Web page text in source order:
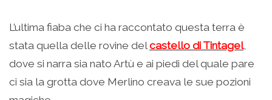
L’ultima fiaba che ci ha raccontato questa terra è
stata quella delle rovine del castello di Tintagel,
dove si narra sia nato Artù e ai piedi del quale pare
ci sia la grotta dove Merlino creava le sue pozioni